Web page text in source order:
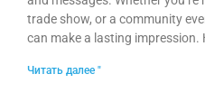
trade show, or a community
can make a lasting impression.
Читать далее "